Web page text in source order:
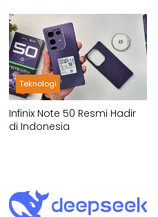
Tetap Ramah
Teknologi
Infinix Note 50 Resmi Hadir
di Indonesia